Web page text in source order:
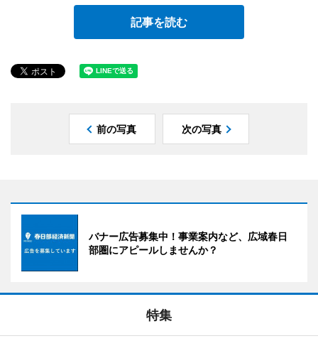
記事を読む
前の写真 次の写真
バナー広告募集中！事業案内など、広域春日
部圏にアピールしませんか？
特集